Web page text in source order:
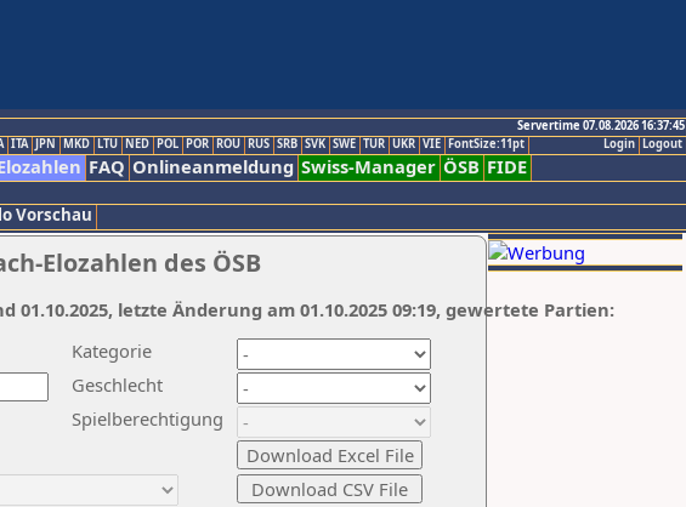
Servertime 07.08.2026 16:37:45
Logout
Login
ITA JPN MKD LTU NED POL POR ROU RUS SRB SVK SWE TUR UKR VIE FontSize:11pt
FAQ Onlineanmeldung Swiss-Manager ÖSB FIDE
Vorschau
Elozahlen des ÖSB
Kategorie
Geschlecht
Spielberechtigung
01.10.2025, letzte Änderung am 01.10.2025 09:19, gewertete Partien: